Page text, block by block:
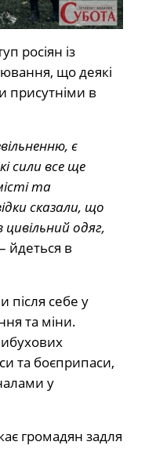
росіян із
що деякі
присутніми в
є
сили все ще
та
сказали, що
одяг,
– йдеться в
після себе у
та міни.
та боєприпаси,
у
громадян задля